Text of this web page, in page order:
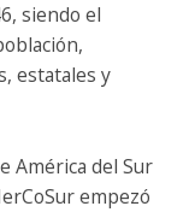
siendo el
estatales y
América del Sur
empezó